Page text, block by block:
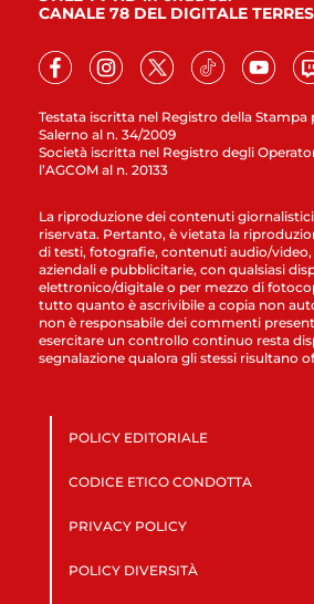
Testata iscritta nel Registro della Stampa
Salerno al n. 34/2009
Società iscritta nel Registro degli
l’AGCOM al n. 20133
CANALE 78 DEL DIGITALE
La riproduzione dei contenuti giornalistici
riservata. Pertanto, è vietata la
di testi, fotografie, contenuti audio/
aziendali e pubblicitarie, con qualsiasi
elettronico/digitale o per mezzo di
tutto quanto è ascrivibile a copia non
non è responsabile dei commenti
esercitare un controllo continuo resta
segnalazione qualora gli stessi risultano
POLICY EDITORIALE
CODICE ETICO CONDOTTA
PRIVACY POLICY
POLICY DIVERSITÀ